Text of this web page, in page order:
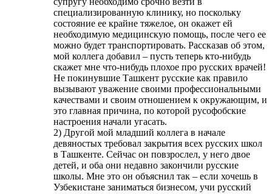
специализированную клинику, но поскольку
состояние ее крайне тяжелое, он окажет ей
необходимую медицинскую помощь, после чего ее
можно будет транспортировать. Рассказав об этом,
мой коллега добавил – пусть теперь кто-нибудь
скажет мне что-нибудь плохое про русских врачей!
Не покинувшие Ташкент русские как правило
вызывают уважение своими профессиональными
качествами и своим отношением к окружающим, и
это главная причина, по которой русофобские
настроения начали угасать.
2) Другой мой младший коллега в начале
девяностых требовал закрытия всех русских школ
в Ташкенте. Сейчас он повзрослел, у него двое
детей, и оба они недавно закончили русские
школы. Мне это он объяснил так – если хочешь в
Узбекистане заниматься бизнесом, учи русский